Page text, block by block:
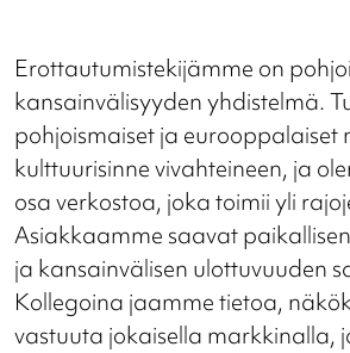
Erottautumistekijämme on
kansainvälisyyden yhdistelmä.
pohjoismaiset ja eurooppalaiset
kulttuurisinne vivahteineen, ja
osa verkostoa, joka toimii yli
Asiakkaamme saavat
ja kansainvälisen ulottuvuuden
Kollegoina jaamme tietoa,
vastuuta jokaisella markkinalla,